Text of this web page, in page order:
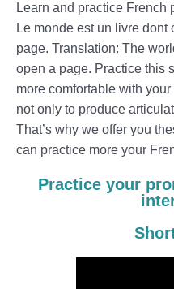
Learn and practice French
Le monde est un livre
page. Translation: The
open a page. Practice this
more comfortable with
not only to produce
That’s why we offer you
can practice more your
Practice your